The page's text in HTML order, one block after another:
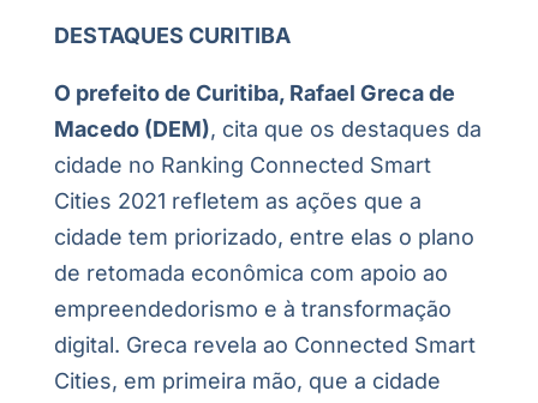
DESTAQUES CURITIBA
O prefeito de Curitiba, Rafael Greca de
Macedo (DEM), cita que os destaques da
cidade no Ranking Connected Smart
Cities 2021 refletem as ações que a
cidade tem priorizado, entre elas o plano
de retomada econômica com apoio ao
empreendedorismo e à transformação
digital. Greca revela ao Connected Smart
Cities, em primeira mão, que a cidade